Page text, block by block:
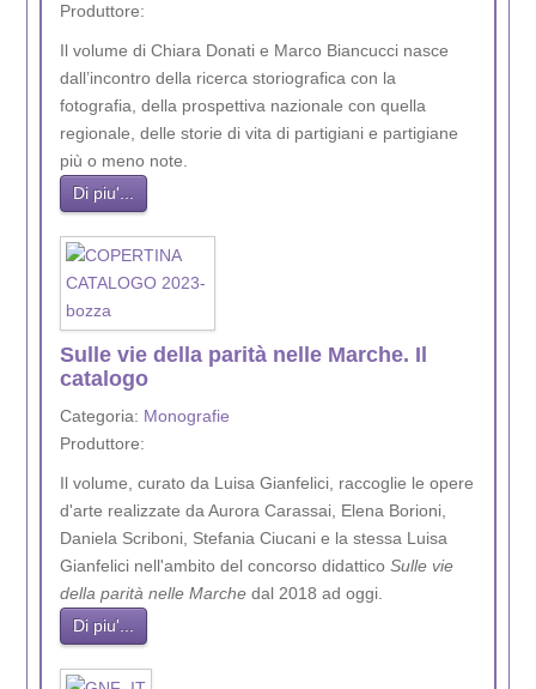
Produttore:
Il volume di Chiara Donati e Marco Biancucci nasce
dall’incontro della ricerca storiografica con la
fotografia, della prospettiva nazionale con quella
regionale, delle storie di vita di partigiani e partigiane
più o meno note.
Di piu'...
Sulle vie della parità nelle Marche. Il
catalogo
Categoria: Monografie
Produttore:
Il volume, curato da Luisa Gianfelici, raccoglie le opere
d'arte realizzate da Aurora Carassai, Elena Borioni,
Daniela Scriboni, Stefania Ciucani e la stessa Luisa
Gianfelici nell'ambito del concorso didattico Sulle vie
della parità nelle Marchedal 2018 ad oggi.
Di piu'...